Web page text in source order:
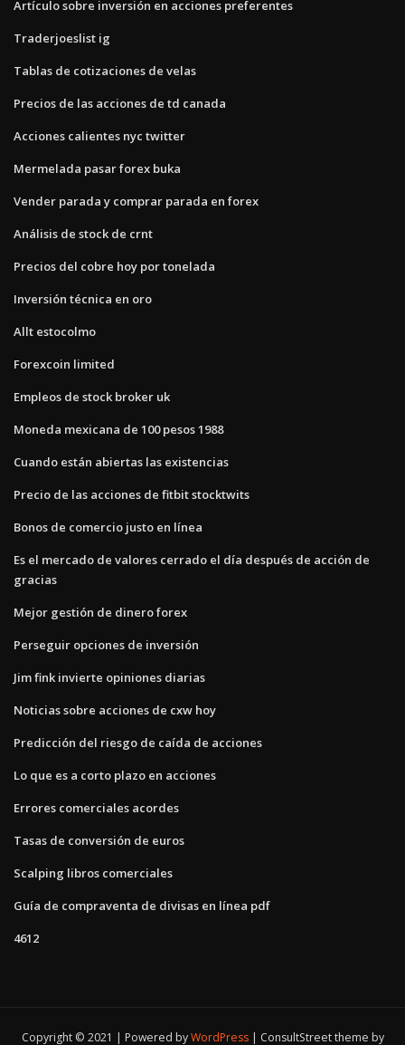
Artículo sobre inversión en acciones preferentes
Traderjoeslist ig
Tablas de cotizaciones de velas
Precios de las acciones de td canada
Acciones calientes nyc twitter
Mermelada pasar forex buka
Vender parada y comprar parada en forex
Análisis de stock de crnt
Precios del cobre hoy por tonelada
Inversión técnica en oro
Allt estocolmo
Forexcoin limited
Empleos de stock broker uk
Moneda mexicana de 100 pesos 1988
Cuando están abiertas las existencias
Precio de las acciones de fitbit stocktwits
Bonos de comercio justo en línea
Es el mercado de valores cerrado el día después de acción de
gracias
Mejor gestión de dinero forex
Perseguir opciones de inversión
Jim fink invierte opiniones diarias
Noticias sobre acciones de cxw hoy
Predicción del riesgo de caída de acciones
Lo que es a corto plazo en acciones
Errores comerciales acordes
Tasas de conversión de euros
Scalping libros comerciales
Guía de compraventa de divisas en línea pdf
4612
Copyright © 2021 | Powered byWordPress ConsultStreet theme by